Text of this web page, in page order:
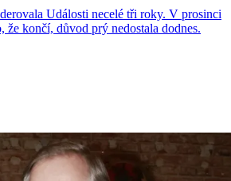
Události necelé tři roky. V prosinci
že končí, důvod prý nedostala dodnes.